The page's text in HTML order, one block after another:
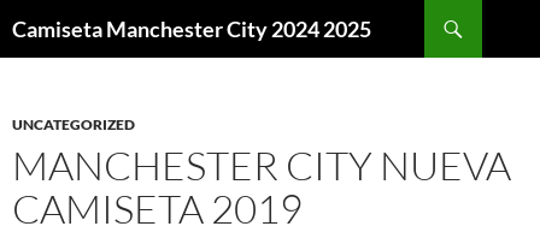
Camiseta Manchester City 2024 2025
UNCATEGORIZED
MANCHESTER CITY NUEVA
CAMISETA 2019